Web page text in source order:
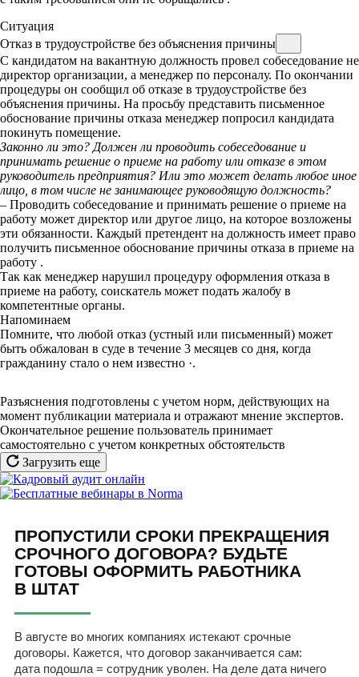
Ситуация
Отказ в трудоустройстве без объяснения причины
С кандидатом на вакантную должность провел собеседование не
директор организации, а менеджер по персоналу. По окончании
процедуры он сообщил об отказе в трудоустройстве без
объяснения причины. На просьбу представить письменное
обоснование причины отказа менеджер попросил кандидата
покинуть помещение.
Законно ли это? Должен ли проводить собеседование и
принимать решение о приеме на работу или отказе в этом
руководитель предприятия? Или это может делать любое иное
лицо, в том числе не занимающее руководящую должность?
– Проводить собеседование и принимать решение о приеме на
работу может директор или другое лицо, на которое возложены
эти обязанности. Каждый претендент на должность имеет право
получить письменное обоснование причины отказа в приеме на
работу .
Так как менеджер нарушил процедуру оформления отказа в
приеме на работу, соискатель может подать жалобу в
компетентные органы.
Напоминаем
Помните, что любой отказ (устный или письменный) может
быть обжалован в суде в течение 3 месяцев со дня, когда
гражданину стало о нем известно ·.
Разъяснения подготовлены с учетом норм, действующих на
момент публикации материала и отражают мнение экспертов.
Окончательное решение пользователь принимает
самостоятельно с учетом конкретных обстоятельств
Загрузить еще
ПРОПУСТИЛИ СРОКИ ПРЕКРАЩЕНИЯ
СРОЧНОГО ДОГОВОРА? БУДЬТЕ
ГОТОВЫ ОФОРМИТЬ РАБОТНИКА
В ШТАТ
В августе во многих компаниях истекают срочные
договоры. Кажется, что договор заканчивается сам:
дата подошла = сотрудник уволен. На деле дата ничего